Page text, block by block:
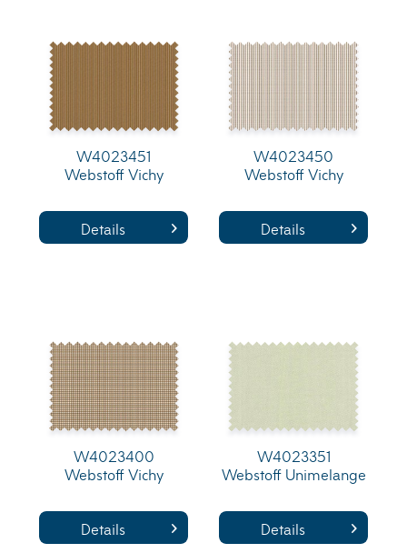
W4023451
Webstoff Vichy
Details
W4023450
Webstoff Vichy
Details
W4023400
Webstoff Vichy
Details
W4023351
Webstoff Unimelange
Details